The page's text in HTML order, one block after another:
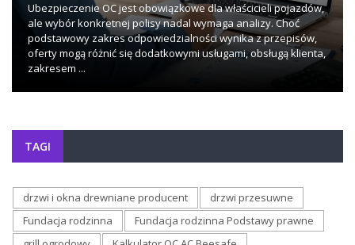
Ubezpieczenie OC jest obowiązkowe dla właścicieli pojazdów,
ale wybór konkretnej polisy nadal wymaga analizy. Choć
podstawowy zakres odpowiedzialności wynika z przepisów,
oferty mogą różnić się dodatkowymi usługami, obsługą klienta,
zakresem ...
TAGI
drzwi i okna drewniane producent
drzwi przesuwne
Fundacja rodzinna
Fundacja rodzinna Podstawy prawne